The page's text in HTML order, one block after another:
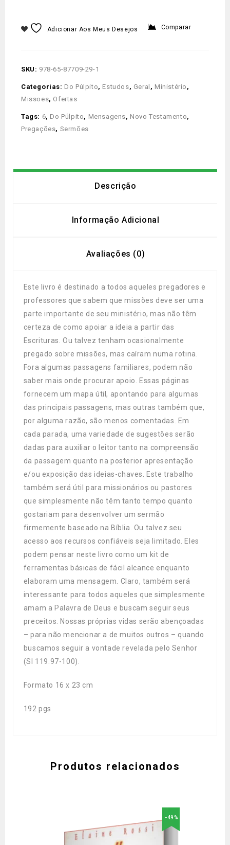
Adicionar Aos Meus Desejos Comparar
SKU: 978-65-87709-29-1
Categorias: Do Púlpito, Estudos, Geral , Ministério ,
Missoes, Ofertas
Tags: 6, Do Púlpito, Mensagens, Novo Testamento,
Pregações, Sermões
Descrição
Informação Adicional
Avaliações (0)
Este livro é destinado a todos aqueles pregadores e
professores que sabem que missões deve ser uma
parte importante de seu ministério, mas não têm
certeza de como apoiar a ideia a partir das
Escrituras. Ou talvez tenham ocasionalmente
pregado sobre missões, mas caíram numa rotina.
Fora algumas passagens familiares, podem não
saber mais onde procurar apoio. Essas páginas
fornecem um mapa útil, apontando para algumas
das principais passagens, mas outras também que,
por alguma razão, são menos comentadas. Em
cada parada, uma variedade de sugestões serão
dadas para auxiliar o leitor tanto na compreensão
da passagem quanto na posterior apresentação
e/ou exposição das ideias-chaves. Este trabalho
também será útil para missionários ou pastores
que simplesmente não têm tanto tempo quanto
gostariam para desenvolver um sermão
firmemente baseado na Bíblia. Ou talvez seu
acesso aos recursos confiáveis seja limitado. Eles
podem pensar neste livro como um kit de
ferramentas básicas de fácil alcance enquanto
elaboram uma mensagem. Claro, também será
interessante para todos aqueles que simplesmente
amam a Palavra de Deus e buscam seguir seus
preceitos. Nossas próprias vidas serão abençoadas
– para não mencionar a de muitos outros – quando
buscamos seguir a vontade revelada pelo Senhor
(Sl 119.97-100).
Formato 16 x 23 cm
192 pgs
Produtos relacionados
-49%